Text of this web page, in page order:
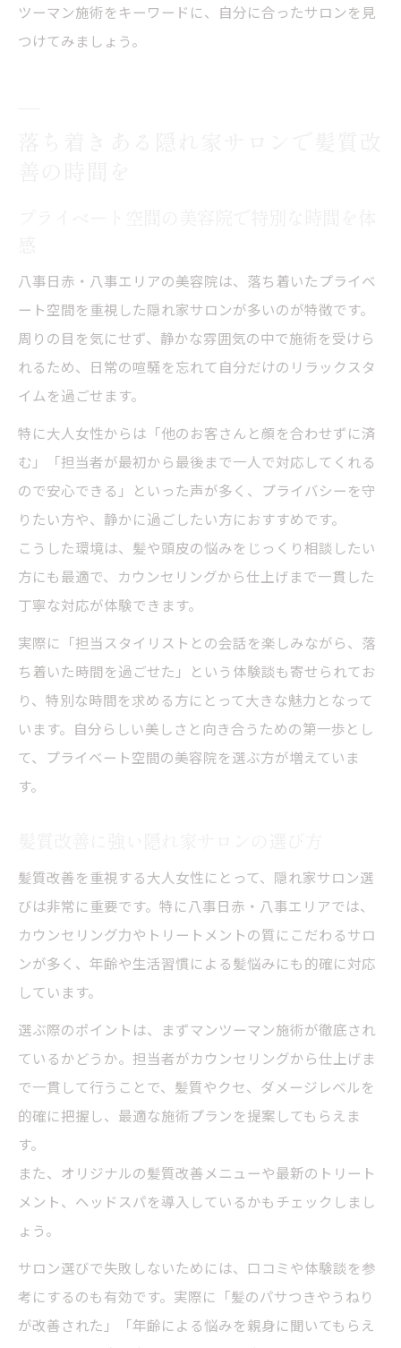
ツーマン施術をキーワードに、自分に合ったサロンを見
つけてみましょう。
八事日赤・八事エリアの美容院は、落ち着いたプライベ
ート空間を重視した隠れ家サロンが多いのが特徴です。
周りの目を気にせず、静かな雰囲気の中で施術を受けら
れるため、日常の喧騒を忘れて自分だけのリラックスタ
イムを過ごせます。
特に大人女性からは「他のお客さんと顔を合わせずに済
む」「担当者が最初から最後まで一人で対応してくれる
ので安心できる」といった声が多く、プライバシーを守
りたい方や、静かに過ごしたい方におすすめです。
こうした環境は、髪や頭皮の悩みをじっくり相談したい
方にも最適で、カウンセリングから仕上げまで一貫した
丁寧な対応が体験できます。
実際に「担当スタイリストとの会話を楽しみながら、落
ち着いた時間を過ごせた」という体験談も寄せられてお
り、特別な時間を求める方にとって大きな魅力となって
います。自分らしい美しさと向き合うための第一歩とし
て、プライベート空間の美容院を選ぶ方が増えていま
す。
髪質改善を重視する大人女性にとって、隠れ家サロン選
びは非常に重要です。特に八事日赤・八事エリアでは、
カウンセリング力やトリートメントの質にこだわるサロ
ンが多く、年齢や生活習慣による髪悩みにも的確に対応
しています。
選ぶ際のポイントは、まずマンツーマン施術が徹底され
ているかどうか。担当者がカウンセリングから仕上げま
で一貫して行うことで、髪質やクセ、ダメージレベルを
的確に把握し、最適な施術プランを提案してもらえま
す。
また、オリジナルの髪質改善メニューや最新のトリート
メント、ヘッドスパを導入しているかもチェックしまし
ょう。
サロン選びで失敗しないためには、口コミや体験談を参
考にするのも有効です。実際に「髪のパサつきやうねり
が改善された」「年齢による悩みを親身に聞いてもらえ